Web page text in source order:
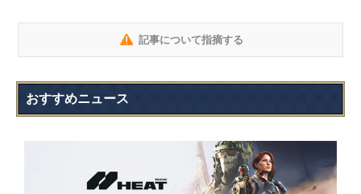
記事について指摘する
おすすめニュース